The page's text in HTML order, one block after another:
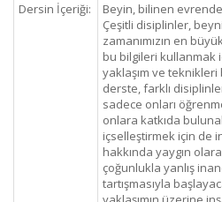
Dersin İçeriği:
Beyin, bilinen
Çeşitli disiplinler,
zamanımızın en
bu bilgileri kullanmak
yaklaşım ve
derste, farklı
sadece onları
onlara katkıda
içselleştirmek için de
hakkında yaygın
çoğunlukla yanlış
tartışmasıyla